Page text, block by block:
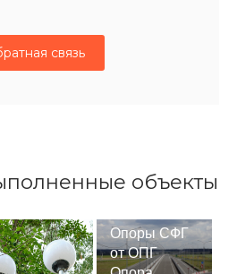
связь
объекты
Опоры СФГ
от ОПГ